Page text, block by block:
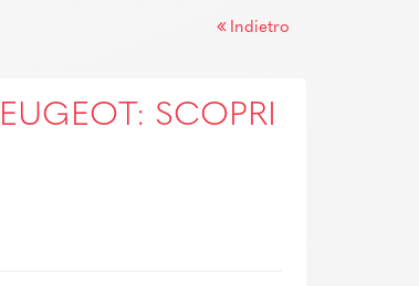
Indietro
SCOPRI